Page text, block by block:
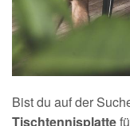
Bist du auf der
Tischtennisplatte